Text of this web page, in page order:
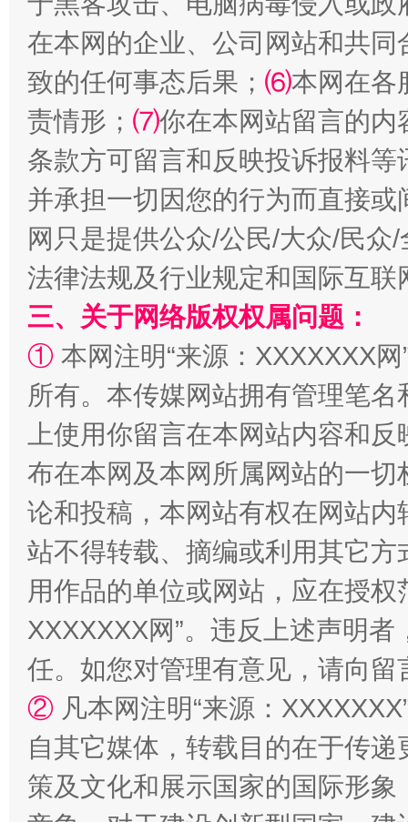
揭批美国五大"原罪" "炒
解纷+调解+退费，一次搞定
漫山遍野的桃花与雪山、麦地、白藏房 除
在本网的企业、公司网站和共
致的任何事态后果； ⑹本网在各
责情形； ⑺你在本网站留言的内
条款方可留言和反映投诉报料
并承担一切因您的行为而直接
网只是提供公众/公民/大众/民
法律法规及行业规定和国际互
三、关于网络版权权属问题：
① 本网注明“来源：XXXXXXX
所有。本传媒网站拥有管理笔
上使用你留言在本网站内容和
布在本网及本网所属网站的一
论和投稿，本网站有权在网站
站不得转载、摘编或利用其它
用作品的单位或网站，应在授
XXXXXXX网”。违反上述声明
任。如您对管理有意见，请向
② 凡本网注明“来源：
自其它媒体，转载目的在于传
策及文化和展示国家的国际形